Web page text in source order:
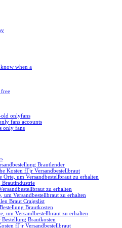
when a
old onlyfans
fans accounts
only fans
Brautlender
Kosten fГјr Versandbestellbraut
Orte, um Versandbestellbraut zu erhalten
Brautindustrie
zu erhalten
um Versandbestellbraut zu erhalten
Braut Craigslist
Brautkosten
um Versandbestellbraut zu erhalten
Bestellung Brautkosten
fГјr Versandbestellbraut